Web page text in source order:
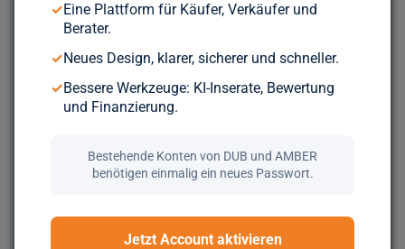
✓Eine Plattform für Käufer, Verkäufer und
Berater.
✓Neues Design, klarer, sicherer und schneller.
✓Bessere Werkzeuge: KI-Inserate, Bewertung
und Finanzierung.
Bestehende Konten von DUB und AMBER
benötigen einmalig ein neues Passwort.
Jetzt Account aktivieren
Bereit für deinen nächsten Deal?
Durchsuche über 5.000 geprüfte Unternehmen aus ganz